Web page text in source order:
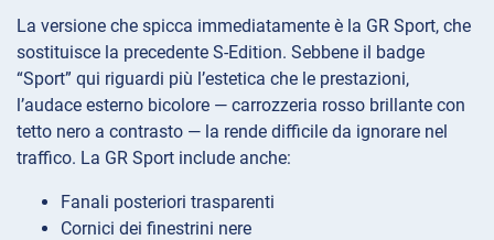
La versione che spicca immediatamente è la GR Sport, che
sostituisce la precedente S-Edition. Sebbene il badge
“Sport” qui riguardi più l’estetica che le prestazioni,
l’audace esterno bicolore — carrozzeria rosso brillante con
tetto nero a contrasto — la rende difficile da ignorare nel
traffico. La GR Sport include anche:
Fanali posteriori trasparenti
Cornici dei finestrini nere